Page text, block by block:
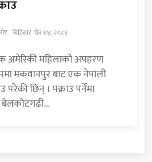
बिहिबार, चैत्र १४, २०८१
अमेरिकी महिलाको अपहरण
मकवानपुर बाट एक नेपाली
परेकी छिन् । पक्राउ पर्नेमा